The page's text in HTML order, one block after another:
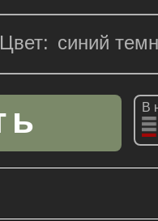
Цвет:
В